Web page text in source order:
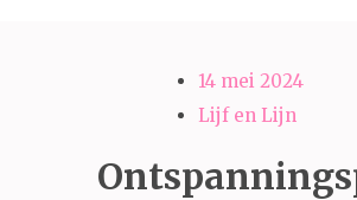
14 mei 2024
Lijf en Lijn